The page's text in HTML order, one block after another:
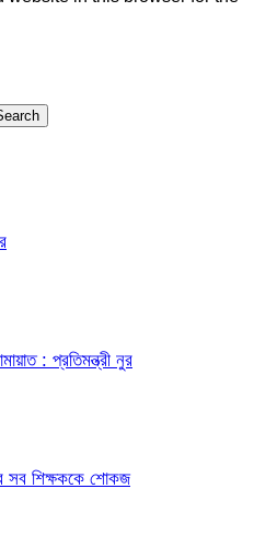
: প্রতিমন্ত্রী নুর
সব শিক্ষককে শোকজ